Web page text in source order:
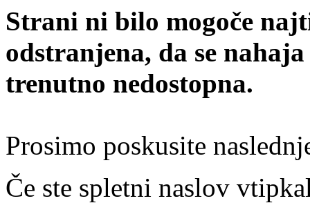
Strani ni bilo mogoče
odstranjena, da se
trenutno nedostopna.
Prosimo poskusite
Če ste spletni naslov